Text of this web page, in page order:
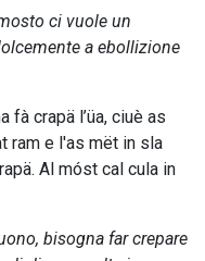
ci vuole un
a ebollizione
fà crapä l’üa, ciuè as
ram e l'as mët in sla
Al móst cal cula in
bisogna far crepare